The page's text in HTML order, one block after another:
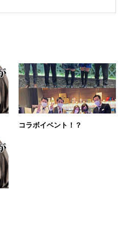
コラボイベント！？